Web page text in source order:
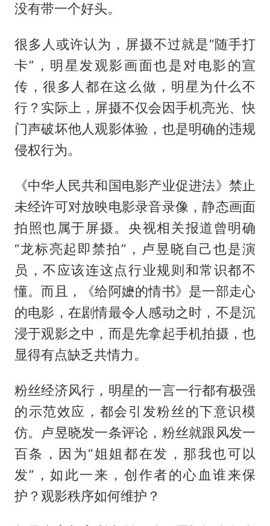
没有带一个好头。
很多人或许认为，屏摄不过就是“随手打
卡”，明星发观影画面也是对电影的宣
传，很多人都在这么做，明星为什么不
行？实际上，屏摄不仅会因手机亮光、快
门声破坏他人观影体验，也是明确的违规
侵权行为。
《中华人民共和国电影产业促进法》禁止
未经许可对放映电影录音录像，静态画面
拍照也属于屏摄。央视相关报道曾明确
“龙标亮起即禁拍”，卢昱晓自己也是演
员，不应该连这点行业规则和常识都不
懂。而且，《给阿嬷的情书》是一部走心
的电影，在剧情最令人感动之时，不是沉
浸于观影之中，而是先拿起手机拍摄，也
显得有点缺乏共情力。
粉丝经济风行，明星的一言一行都有极强
的示范效应，都会引发粉丝的下意识模
仿。卢昱晓发一条评论，粉丝就跟风发一
百条，因为“姐姐都在发，那我也可以
发”，如此一来，创作者的心血谁来保
护？观影秩序如何维护？